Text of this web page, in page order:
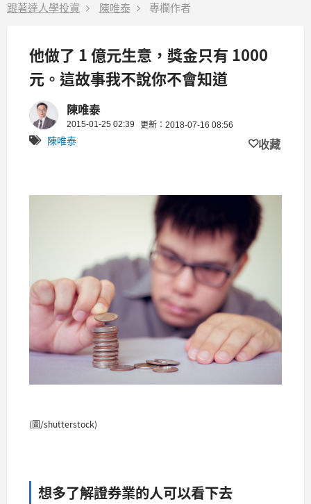
跟著達人學投資 陳唯泰 專欄作者
他做了 1 億元生意，獎金只有 1000
元。這故事我不說你不會知道
陳唯泰
2015-01-25 02:39 更新：2018-07-16 08:56
陳唯泰 收藏
(圖/shutterstock)
想多了解證券業的人可以看下去